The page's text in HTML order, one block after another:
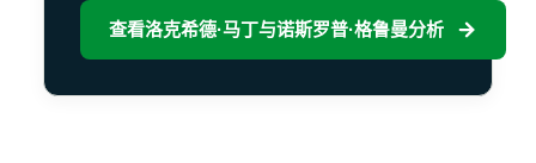
查看洛克希德·马丁与诺斯罗普·格鲁曼分析